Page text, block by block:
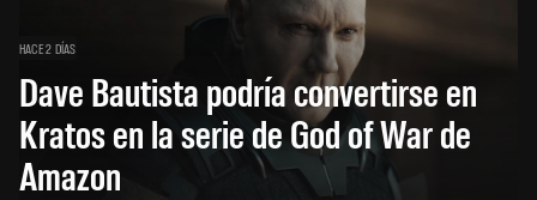
HACE 2 DÍAS
Dave Bautista podría convertirse en
Kratos en la serie de God of War de
Amazon